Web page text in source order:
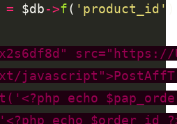
= $db->f( 'product_id'